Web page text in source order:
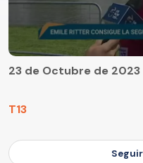
T13
23 de Octubre de 2023